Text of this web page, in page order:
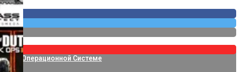
Операционной Системе